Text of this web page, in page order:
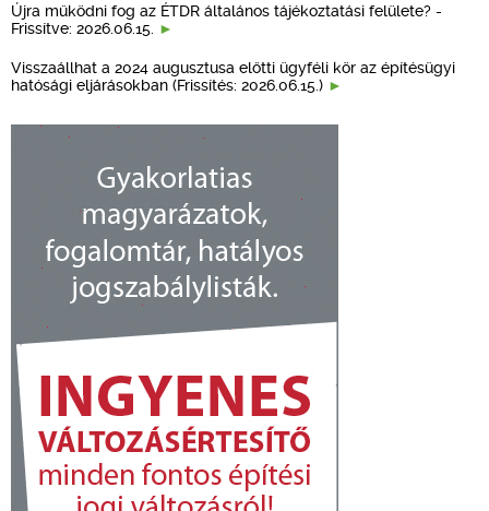
Újra működni fog az ÉTDR általános tájékoztatási felülete? -
Frissítve: 2026.06.15.
Visszaállhat a 2024 augusztusa előtti ügyféli kör az építésügyi
hatósági eljárásokban (Frissítés: 2026.06.15.)